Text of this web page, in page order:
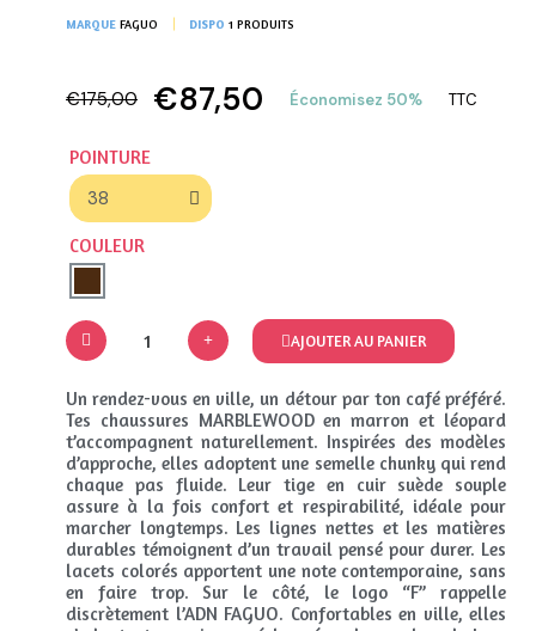
MARQUE FAGUO DISPO 1 PRODUITS
€175,00 €87,50 Économisez 50% TTC
POINTURE
COULEUR
AJOUTER AU PANIER
Un rendez-vous en ville, un détour par ton café préféré.
Tes chaussures MARBLEWOOD en marron et léopard
t’accompagnent naturellement. Inspirées des modèles
d’approche, elles adoptent une semelle chunky qui rend
chaque pas fluide. Leur tige en cuir suède souple
assure à la fois confort et respirabilité, idéale pour
marcher longtemps. Les lignes nettes et les matières
durables témoignent d’un travail pensé pour durer. Les
lacets colorés apportent une note contemporaine, sans
en faire trop. Sur le côté, le logo “F” rappelle
discrètement l’ADN FAGUO. Confortables en ville, elles